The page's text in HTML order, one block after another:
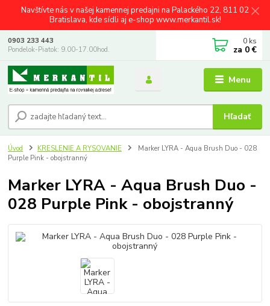
Navštívte nás v našej kamennej predajni na Palackého 22, 811 02
Bratislava, kde sídli aj e-shop www.merkantil.sk!
Menu
Hľadať
0903 233 443
Pondelok-Piatok: 9.00-17.00hod.
0 ks
za 0 €
Úvod KRESLENIE A RYSOVANIE
Marker LYRA - Aqua Brush Duo - 028
Purple Pink - obojstranný
Marker LYRA - Aqua Brush Duo -
028 Purple Pink - obojstranný